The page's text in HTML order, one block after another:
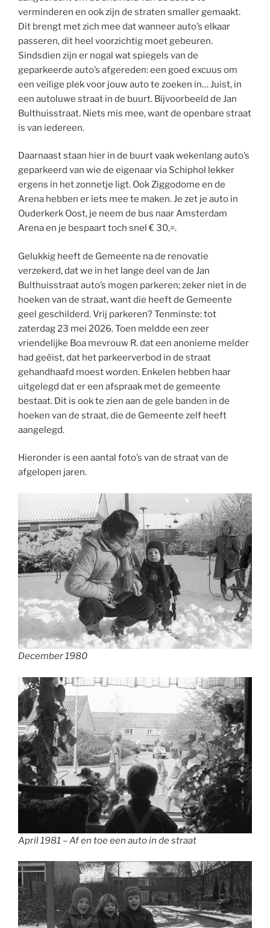
verminderen en ook zijn de straten smaller gemaakt.
Dit brengt met zich mee dat wanneer auto’s elkaar
passeren, dit heel voorzichtig moet gebeuren.
Sindsdien zijn er nogal wat spiegels van de
geparkeerde auto’s afgereden: een goed excuus om
een veilige plek voor jouw auto te zoeken in… Juist, in
een autoluwe straat in de buurt. Bijvoorbeeld de Jan
Bulthuisstraat. Niets mis mee, want de openbare straat
is van iedereen.
Daarnaast staan hier in de buurt vaak wekenlang auto’s
geparkeerd van wie de eigenaar via Schiphol lekker
ergens in het zonnetje ligt. Ook Ziggodome en de
Arena hebben er iets mee te maken. Je zet je auto in
Ouderkerk Oost, je neem de bus naar Amsterdam
Arena en je bespaart toch snel € 30,=.
Gelukkig heeft de Gemeente na de renovatie
verzekerd, dat we in het lange deel van de Jan
Bulthuisstraat auto’s mogen parkeren; zeker niet in de
hoeken van de straat, want die heeft de Gemeente
geel geschilderd. Vrij parkeren? Tenminste: tot
zaterdag 23 mei 2026. Toen meldde een zeer
vriendelijke Boa mevrouw R. dat een anonieme melder
had geëist, dat het parkeerverbod in de straat
gehandhaafd moest worden. Enkelen hebben haar
uitgelegd dat er een afspraak met de gemeente
bestaat. Dit is ook te zien aan de gele banden in de
hoeken van de straat, die de Gemeente zelf heeft
aangelegd.
Hieronder is een aantal foto’s van de straat van de
afgelopen jaren.
December 1980
April 1981 – Af en toe een auto in de straat